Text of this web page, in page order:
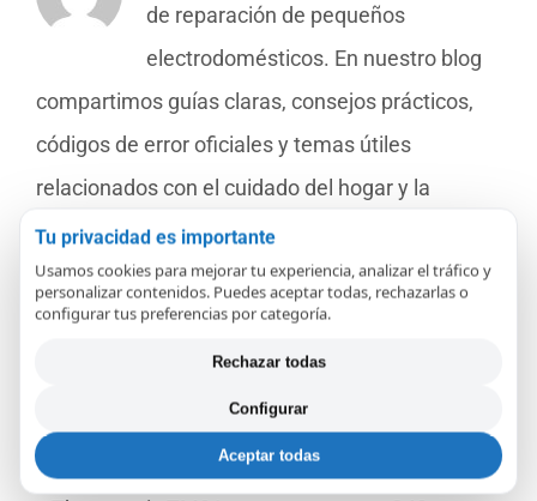
de reparación de pequeños
electrodomésticos. En nuestro blog
compartimos guías claras, consejos prácticos,
códigos de error oficiales y temas útiles
relacionados con el cuidado del hogar y la
tecnología doméstica. Nuestro objetivo es
ayudarte a entender, mantener y alargar la vida
de tus aparatos.
Artículos relacionados
Tu privacidad es importante
Usamos cookies para mejorar tu experiencia, analizar el tráfico y
personalizar contenidos. Puedes aceptar todas, rechazarlas o
configurar tus preferencias por categoría.
Rechazar todas
Configurar
Aceptar todas